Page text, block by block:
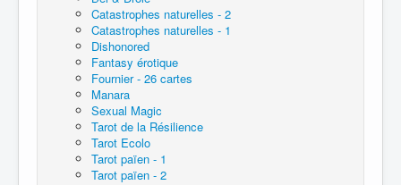
Catastrophes naturelles - 2
Catastrophes naturelles - 1
Dishonored
Fantasy érotique
Fournier - 26 cartes
Manara
Sexual Magic
Tarot de la Résilience
Tarot Ecolo
Tarot païen - 1
Tarot païen - 2